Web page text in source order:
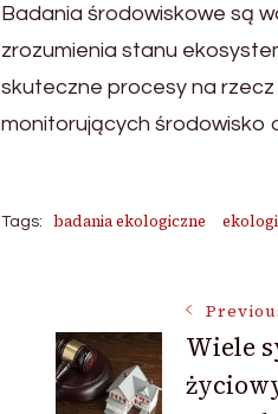
Badania środowiskowe są
zrozumienia stanu
skuteczne procesy na
monitorujących środowisko
Tags: badania ekologiczne
Post
Wiele